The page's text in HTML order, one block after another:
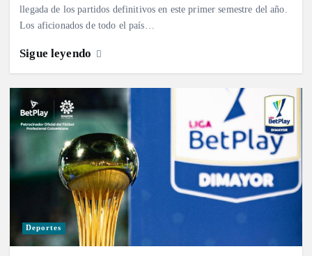
llegada de los partidos definitivos en este primer semestre del año.
Los aficionados de todo el país…
Sigue leyendo
Deportes